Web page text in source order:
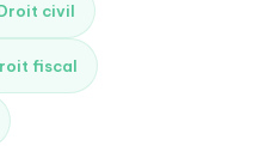
civil
fiscal